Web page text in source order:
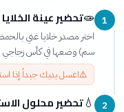
1
🧫تحضير عينة الخلايا
سم) وضعها في كأس زجاجي
⚠️اغسل يديك جيداً إذا
2
💧تحضير محلول